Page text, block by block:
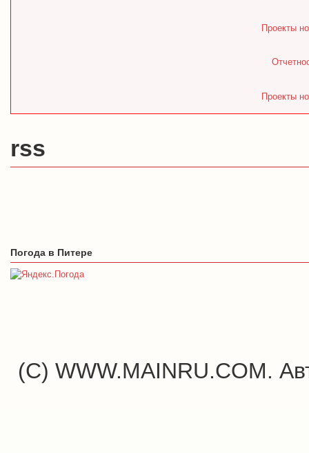
Проекты
Проекты
rss
Погода в Питере
(C) WWW.MAINRU.COM.